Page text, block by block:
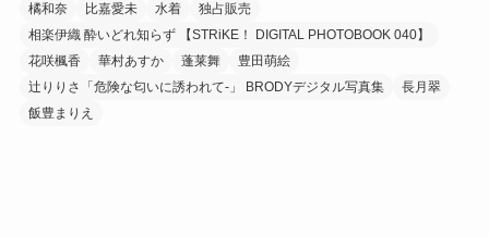
橘和奈
比嘉愛未 水着
独占販売
相楽伊織 酔いどれ知らず 【STRiKE！ DIGITAL PHOTOBOOK 040】
花咲楓香
華村あすか 蓬莱舞
豊田萌絵
辻りりさ「危険な匂いに誘われて-」 BRODYデジタル写真集
長月翠
飯豊まりえ